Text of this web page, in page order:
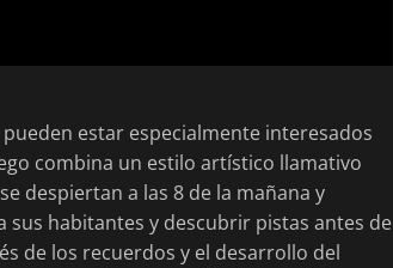
estar especialmente interesados
combina un estilo artístico llamativo
despiertan a las 8 de la mañana y
habitantes y descubrir pistas antes de
de los recuerdos y el desarrollo del